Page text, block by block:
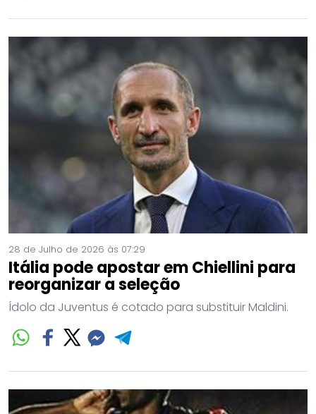
28 de Julho de 2026 às 07:29
Itália pode apostar em Chiellini para
reorganizar a seleção
Ídolo da Juventus é cotado para substituir Maldini.